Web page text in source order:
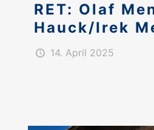
RET: Olaf
Hauck/Irek
14. April 2025